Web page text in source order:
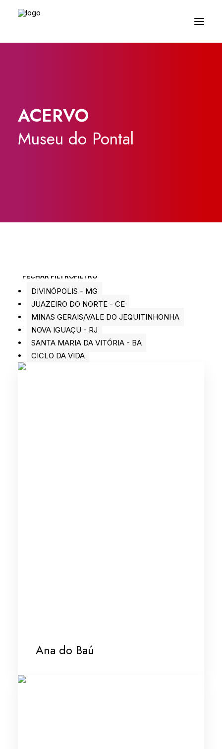
ACERVO
Museu do Pontal
FECHAR FILTROFILTRO
DIVINÓPOLIS - MG
JUAZEIRO DO NORTE - CE
MINAS GERAIS/VALE DO JEQUITINHONHA
NOVA IGUAÇU - RJ
SANTA MARIA DA VITÓRIA - BA
CICLO DA VIDA
Ana do Baú